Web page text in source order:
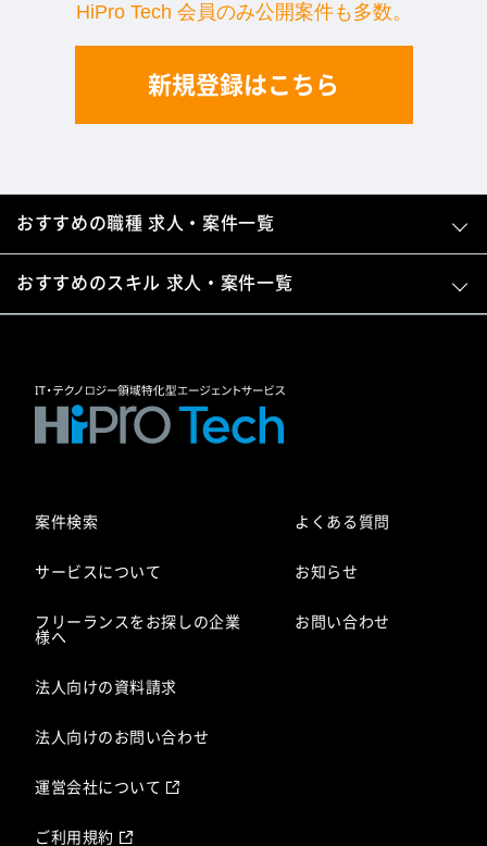
HiPro Tech 会員のみ公開案件も多数。
新規登録はこちら
おすすめの職種 求人・案件一覧
おすすめのスキル 求人・案件一覧
案件検索
サービスについて
フリーランスをお探しの企業
様へ
法人向けの資料請求
法人向けのお問い合わせ
よくある質問
お知らせ
お問い合わせ
運営会社について
ご利用規約